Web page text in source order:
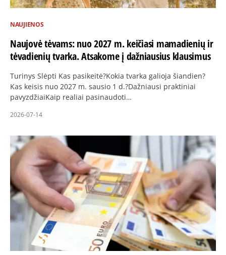
NAUJIENOS
Naujovė tėvams: nuo 2027 m. keičiasi mamadienių ir
tėvadienių tvarka. Atsakome į dažniausius klausimus
Turinys Slėpti Kas pasikeitė?Kokia tvarka galioja šiandien?
Kas keisis nuo 2027 m. sausio 1 d.?Dažniausi praktiniai
pavyzdžiaiKaip realiai pasinaudoti…
2026-07-14